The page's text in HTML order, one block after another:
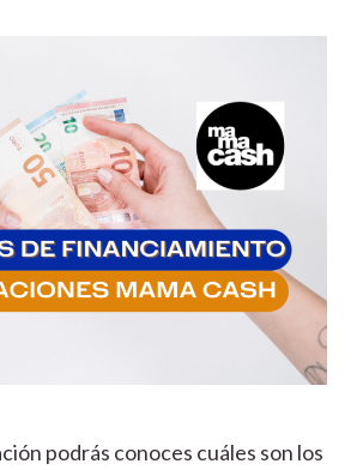
podrás conoces cuáles son los